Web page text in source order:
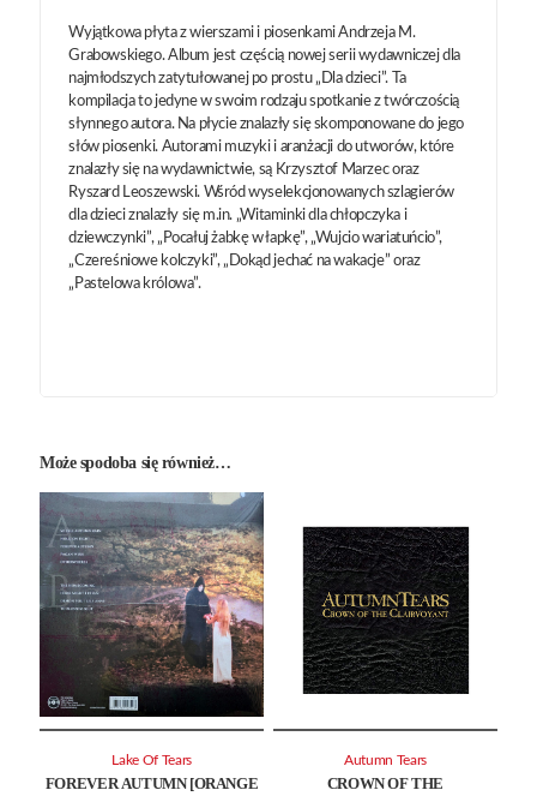
Wyjątkowa płyta z wierszami i piosenkami Andrzeja M.
Grabowskiego. Album jest częścią nowej serii wydawniczej dla
najmłodszych zatytułowanej po prostu „Dla dzieci”. Ta
kompilacja to jedyne w swoim rodzaju spotkanie z twórczością
słynnego autora. Na płycie znalazły się skomponowane do jego
słów piosenki. Autorami muzyki i aranżacji do utworów, które
znalazły się na wydawnictwie, są Krzysztof Marzec oraz
Ryszard Leoszewski. Wśród wyselekcjonowanych szlagierów
dla dzieci znalazły się m.in. „Witaminki dla chłopczyka i
dziewczynki”, „Pocałuj żabkę w łapkę”, „Wujcio wariatuńcio”,
„Czereśniowe kolczyki”, „Dokąd jechać na wakacje” oraz
„Pastelowa królowa”.
Może spodoba się również…
FOREVER AUTUMN [ORANGE
Lake Of Tears
CROWN OF THE
Autumn Tears